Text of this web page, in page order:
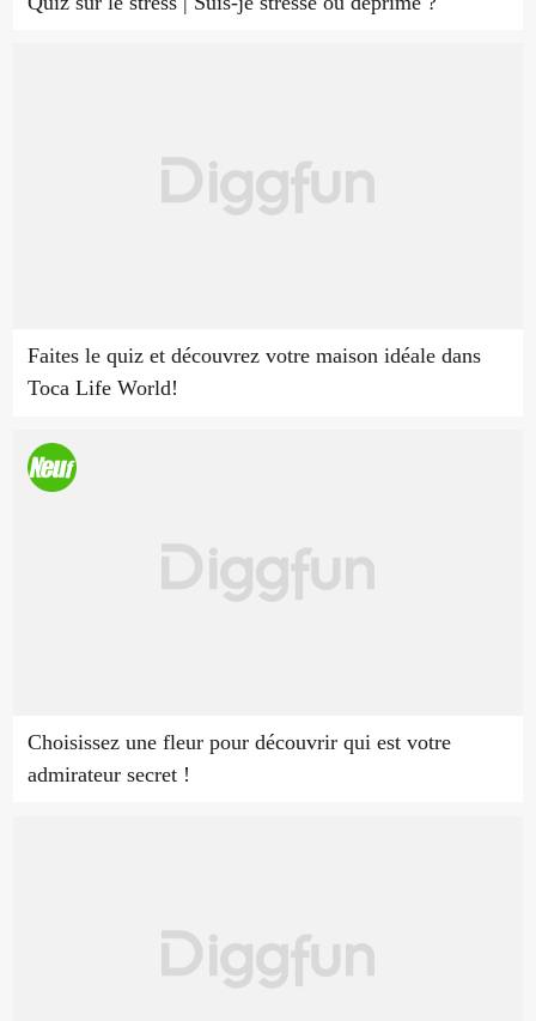
Faites le quiz et découvrez votre maison idéale dans
Toca Life World!
Choisissez une fleur pour découvrir qui est votre
admirateur secret !